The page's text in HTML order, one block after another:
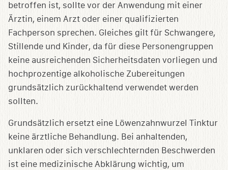
betroffen ist, sollte vor der Anwendung mit einer
Ärztin, einem Arzt oder einer qualifizierten
Fachperson sprechen. Gleiches gilt für Schwangere,
Stillende und Kinder, da für diese Personengruppen
keine ausreichenden Sicherheitsdaten vorliegen und
hochprozentige alkoholische Zubereitungen
grundsätzlich zurückhaltend verwendet werden
sollten.
Grundsätzlich ersetzt eine Löwenzahnwurzel Tinktur
keine ärztliche Behandlung. Bei anhaltenden,
unklaren oder sich verschlechternden Beschwerden
ist eine medizinische Abklärung wichtig, um